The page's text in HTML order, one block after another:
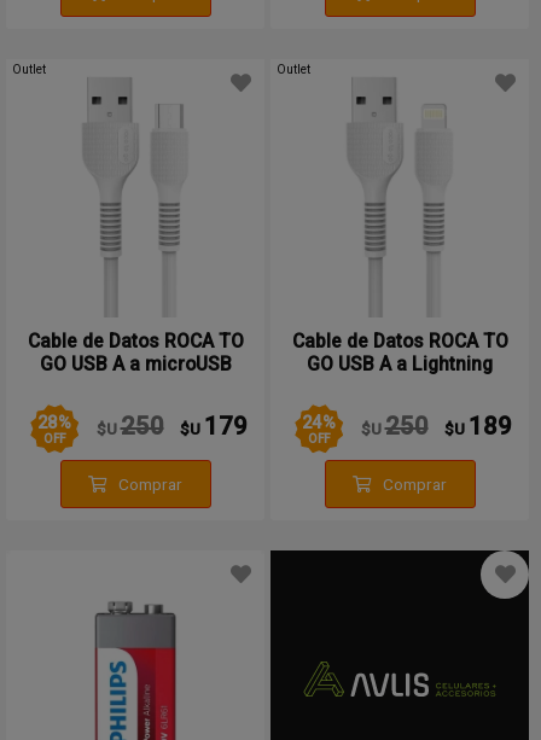
Outlet
Cable de Datos ROCA TO
GO USB A a microUSB
28%
OFF $U250 $U 179
Comprar
Outlet
Cable de Datos ROCA TO
GO USB A a Lightning
24%
OFF $U250 $U 189
Comprar